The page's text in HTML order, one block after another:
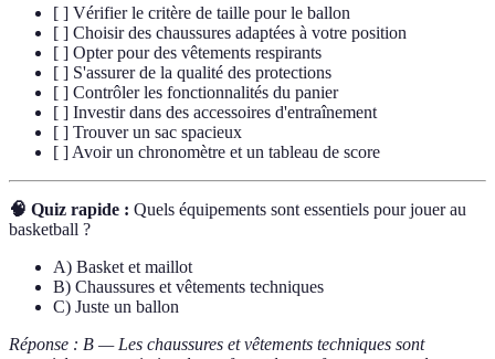
[ ] Vérifier le critère de taille pour le ballon
[ ] Choisir des chaussures adaptées à votre position
[ ] Opter pour des vêtements respirants
[ ] S'assurer de la qualité des protections
[ ] Contrôler les fonctionnalités du panier
[ ] Investir dans des accessoires d'entraînement
[ ] Trouver un sac spacieux
[ ] Avoir un chronomètre et un tableau de score
🧠 Quiz rapide : Quels équipements sont essentiels pour jouer au
basketball ?
A) Basket et maillot
B) Chaussures et vêtements techniques
C) Juste un ballon
Réponse : B — Les chaussures et vêtements techniques sont